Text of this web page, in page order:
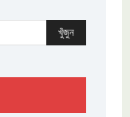
খুঁজুন